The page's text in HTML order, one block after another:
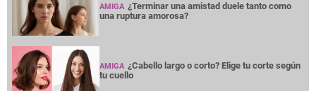
AMIGA ¿Terminar una amistad duele tanto como
una ruptura amorosa?
AMIGA ¿Cabello largo o corto? Elige tu corte según
tu cuello